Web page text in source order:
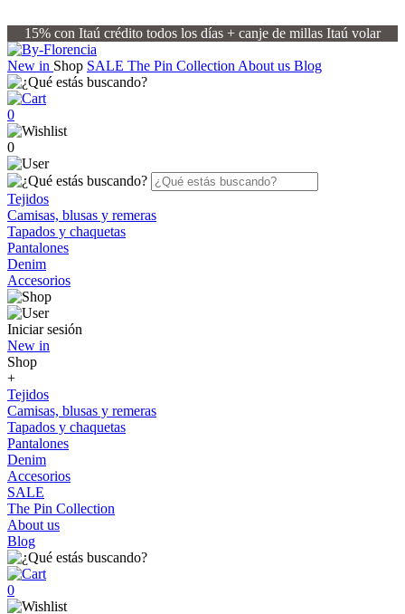
15% con Itaú crédito todos los días + canje de millas Itaú volar
New in Shop SALE The Pin Collection About us Blog
0
0
Tejidos
Camisas, blusas y remeras
Tapados y chaquetas
Pantalones
Denim
Accesorios
Iniciar sesión
New in
Shop
+
Tejidos
Camisas, blusas y remeras
Tapados y chaquetas
Pantalones
Denim
Accesorios
SALE
The Pin Collection
About us
Blog
0